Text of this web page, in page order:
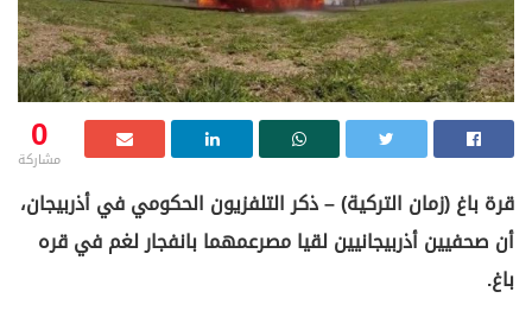
0
مشاركة
قرة باغ (زمان التركية) – ذكر التلفزيون الحكومي في أذربيجان،
أن صحفيين أذربيجانيين لقيا مصرعمهما بانفجار لغم في قره
باغ.